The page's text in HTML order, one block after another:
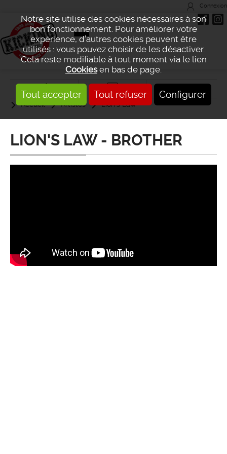
Notre site utilise des cookies nécessaires à son
bon fonctionnement. Pour améliorer votre
expérience, d’autres cookies peuvent être
utilisés : vous pouvez choisir de les désactiver.
Cela reste modifiable à tout moment via le lien
Cookiesen bas de page.
Tout accepter Tout refuser Configurer
Connexion
Accueil Artistes Lion's Law
LION'S LAW - BROTHER